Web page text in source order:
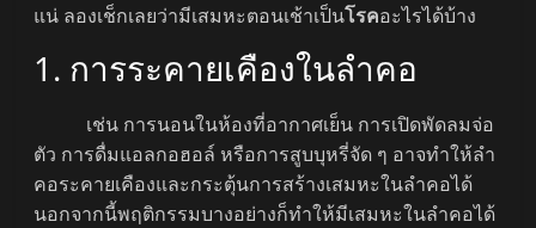
แน่ ลองเช็กเลยว่ามีเสมหะตอนเช้าเป็นโรคอะไรได้บ้าง
1. การระคายเคืองในลำคอ
เช่น การนอนในห้องที่อากาศเย็น การเปิดพัดลมจ่อ
ตัว การดื่มแอลกอฮอล์ หรือการสูบบุหรี่จัด ๆ อาจทำให้ลำ
คอระคายเคืองและกระตุ้นการสร้างเสมหะในลำคอได้
นอกจากนี้พฤติกรรมบางอย่างก็ทำให้มีเสมหะในลำคอได้